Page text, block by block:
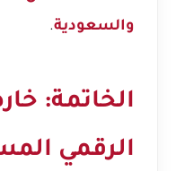
والسعودية.
الخاتمة:
الرقمي